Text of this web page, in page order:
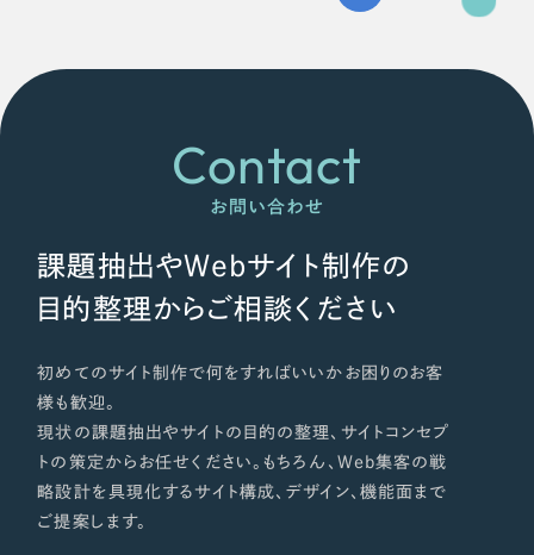
Contact
お問い合わせ
課題抽出やWebサイト制作の
目的整理からご相談ください
初めてのサイト制作で何をすればいいかお困りのお客
様も歓迎。
現状の課題抽出やサイトの目的の整理、サイトコンセプ
トの策定からお任せください。もちろん、Web集客の戦
略設計を具現化するサイト構成、デザイン、機能面まで
ご提案します。